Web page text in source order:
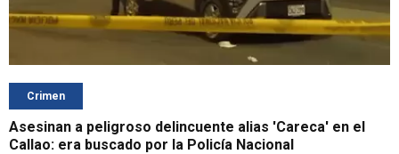
Crimen
Asesinan a peligroso delincuente alias 'Careca' en el
Callao: era buscado por la Policía Nacional